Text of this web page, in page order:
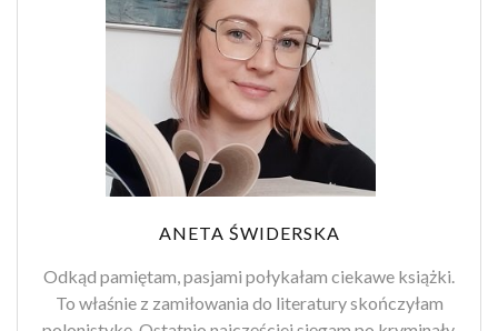
ANETA ŚWIDERSKA
Odkąd pamiętam, pasjami połykałam ciekawe książki.
To właśnie z zamiłowania do literatury skończyłam